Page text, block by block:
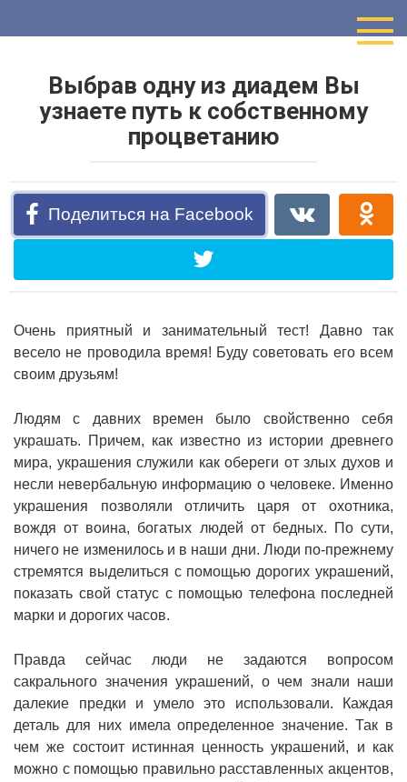
Выбрав одну из диадем Вы
узнаете путь к собственному
процветанию
Поделиться на Facebook
Очень приятный и занимательный тест! Давно так
весело не проводила время! Буду советовать его всем
своим друзьям!
Людям с давних времен было свойственно себя
украшать. Причем, как известно из истории древнего
мира, украшения служили как обереги от злых духов и
несли невербальную информацию о человеке. Именно
украшения позволяли отличить царя от охотника,
вождя от воина, богатых людей от бедных. По сути,
ничего не изменилось и в наши дни. Люди по-прежнему
стремятся выделиться с помощью дорогих украшений,
показать свой статус с помощью телефона последней
марки и дорогих часов.
Правда сейчас люди не задаются вопросом
сакрального значения украшений, о чем знали наши
далекие предки и умело это использовали. Каждая
деталь для них имела определенное значение. Так в
чем же состоит истинная ценность украшений, и как
можно с помощью правильно расставленных акцентов,